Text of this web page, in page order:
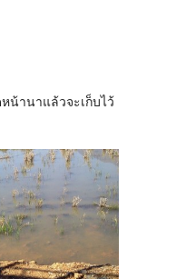
านาแล้วจะเก็บไว้